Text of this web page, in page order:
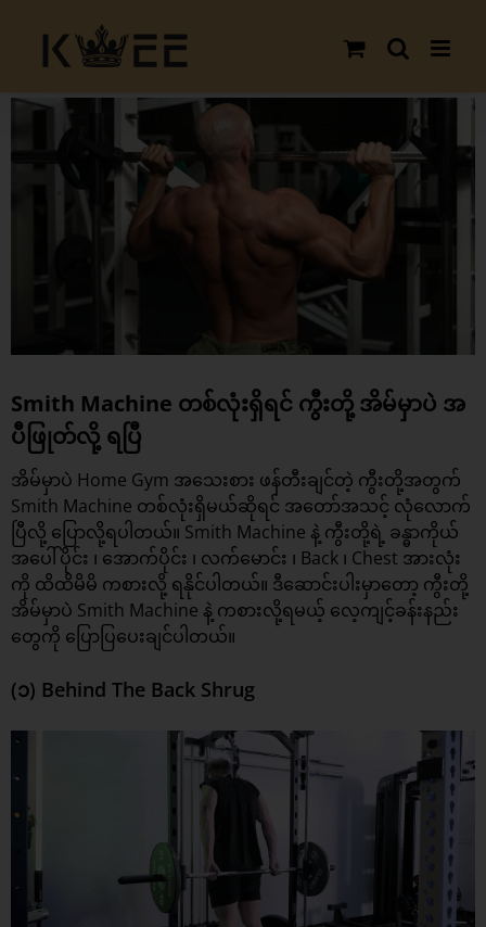
content
View
Larger
Image
Smith Machine တစ်လုံးရှိရင် ကွီးတို့ အိမ်မှာပဲ အ
ပီဖြုတ်လို့ ရပြီ
အိမ်မှာပဲ Home Gym အသေးစား ဖန်တီးချင်တဲ့ ကွီးတို့အတွက်
Smith Machine တစ်လုံးရှိမယ်ဆိုရင် အတော်အသင့် လုံလောက်
ပြီလို့ ပြောလို့ရပါတယ်။ Smith Machine နဲ့ ကွီးတို့ရဲ့ ခန္ဓာကိုယ်
အပေါ်ပိုင်း ၊ အောက်ပိုင်း ၊ လက်မောင်း ၊ Back ၊ Chest အားလုံး
ကို ထိထိမိမိ ကစားလို့ ရနိုင်ပါတယ်။ ဒီဆောင်းပါးမှာတော့ ကွီးတို့
အိမ်မှာပဲ Smith Machine နဲ့ ကစားလို့ရမယ့် လေ့ကျင့်ခန်းနည်း
တွေကို ပြောပြပေးချင်ပါတယ်။
(၁) Behind The Back Shrug